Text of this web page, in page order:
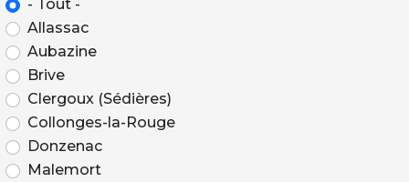
- Tout -
Allassac
Aubazine
Brive
Clergoux (Sédières)
Collonges-la-Rouge
Donzenac
Malemort